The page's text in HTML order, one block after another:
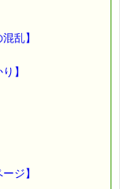
！！
ム＞
乱】
】
ジ】